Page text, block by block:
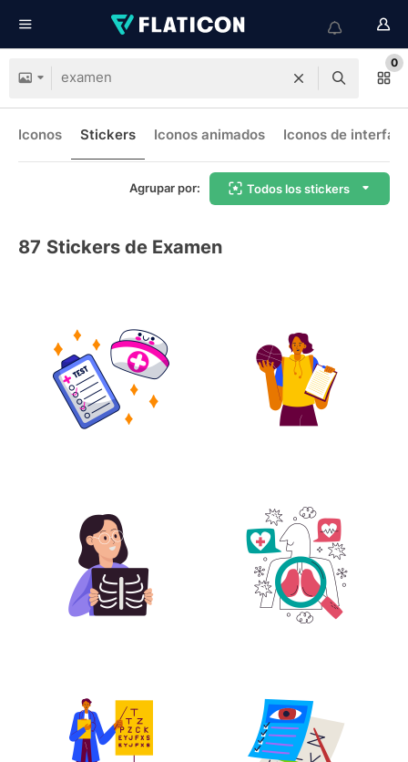
0
Iconos Stickers Iconos animados Iconos de interfaz
Agrupar por: Todos los stickers
87 Stickers de Examen